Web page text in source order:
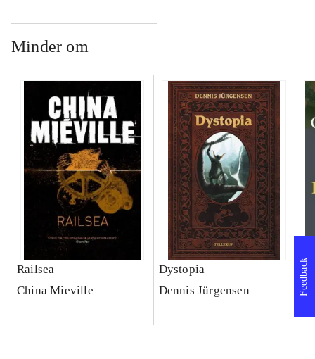
Minder om
Railsea
China Mieville
Dystopia
Dennis Jürgensen
Feedback